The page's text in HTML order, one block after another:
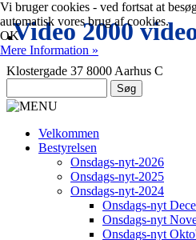
.Video 2000
Klostergade 37 8000 Aarhus C
Velkommen
Bestyrelsen
Onsdags-nyt-2026
Onsdags-nyt-2025
Onsdags-nyt-2024
Onsdags-nyt
Onsdags-nyt
Onsdags-nyt
Vi bruger cookies - ved fortsat at
automatisk vores brug af cookies.
OK
Mere Information »